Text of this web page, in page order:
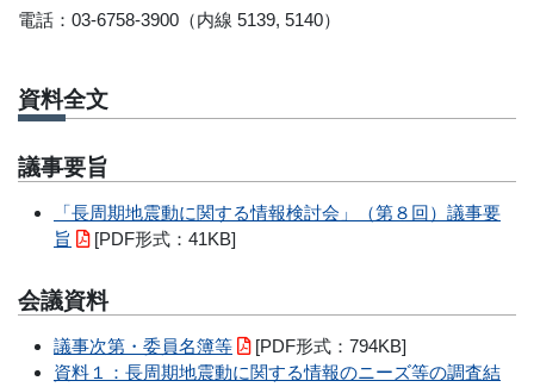
電話：03-6758-3900（内線 5139, 5140）
資料全文
議事要旨
「長周期地震動に関する情報検討会」（第８回）議事要
旨
[PDF形式：41KB]
会議資料
議事次第・委員名簿等
[PDF形式：794KB]
資料１：長周期地震動に関する情報のニーズ等の調査結